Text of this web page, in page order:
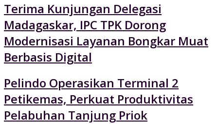
Terima Kunjungan Delegasi
Madagaskar, IPC TPK Dorong
Modernisasi Layanan Bongkar Muat
Berbasis Digital
Pelindo Operasikan Terminal 2
Petikemas, Perkuat Produktivitas
Pelabuhan Tanjung Priok